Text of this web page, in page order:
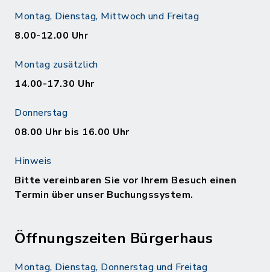
Montag, Dienstag, Mittwoch und Freitag
8.00-12.00 Uhr
Montag zusätzlich
14.00-17.30 Uhr
Donnerstag
08.00 Uhr bis 16.00 Uhr
Hinweis
Bitte vereinbaren Sie vor Ihrem Besuch einen
Termin über unser Buchungssystem.
Öffnungszeiten Bürgerhaus
Montag, Dienstag, Donnerstag und Freitag